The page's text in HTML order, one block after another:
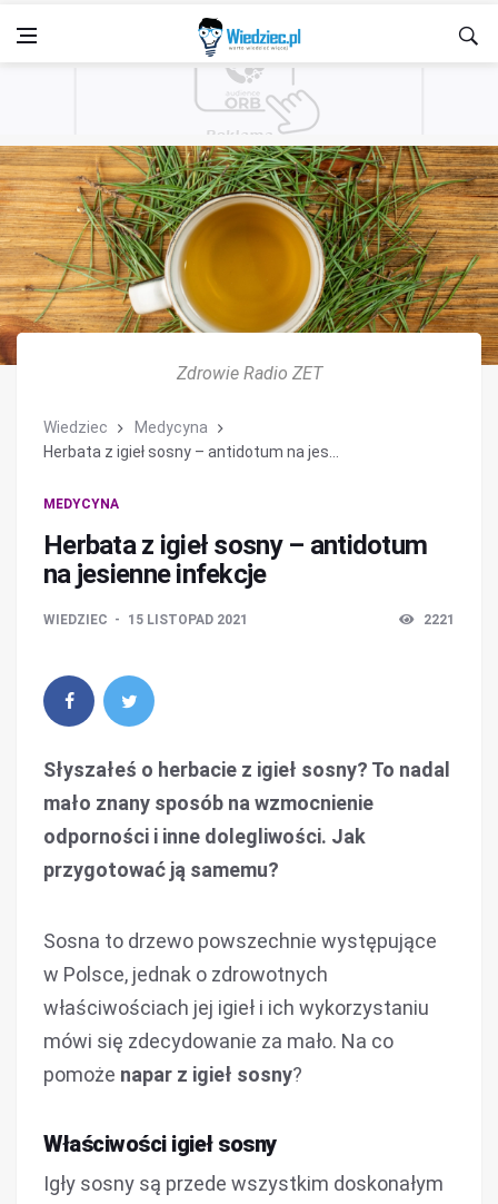
Zdrowie Radio ZET
Wiedziec
Medycyna
Herbata z igieł sosny – antidotum na jes...
MEDYCYNA
Herbata z igieł sosny – antidotum
na jesienne infekcje
WIEDZIEC 15 LISTOPAD 2021 2221
Słyszałeś o herbacie z igieł sosny? To nadal
mało znany sposób na wzmocnienie
odporności i inne dolegliwości. Jak
przygotować ją samemu?
Sosna to drzewo powszechnie występujące
w Polsce, jednak o zdrowotnych
właściwościach jej igieł i ich wykorzystaniu
mówi się zdecydowanie za mało. Na co
pomoże napar z igieł sosny?
Właściwości igieł sosny
Igły sosny są przede wszystkim doskonałym